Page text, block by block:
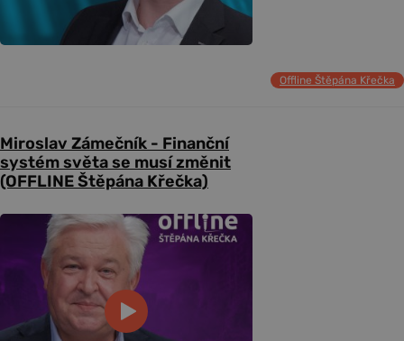
Offline Štěpána Křečka
Miroslav Zámečník - Finanční
systém světa se musí změnit
(OFFLINE Štěpána Křečka)